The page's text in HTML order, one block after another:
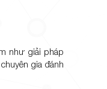
như giải pháp
gia đánh